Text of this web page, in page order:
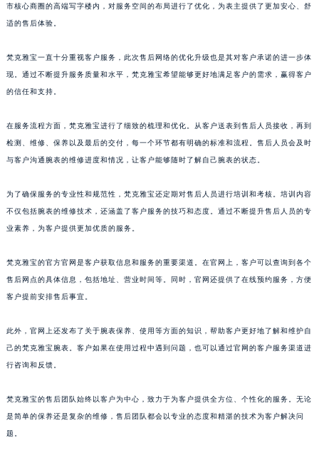
市核心商圈的高端写字楼内，对服务空间的布局进行了优化，为表主提供了更加安心、舒
适的售后体验。
梵克雅宝一直十分重视客户服务，此次售后网络的优化升级也是其对客户承诺的进一步体
现。通过不断提升服务质量和水平，梵克雅宝希望能够更好地满足客户的需求，赢得客户
的信任和支持。
在服务流程方面，梵克雅宝进行了细致的梳理和优化。从客户送表到售后人员接收，再到
检测、维修、保养以及最后的交付，每一个环节都有明确的标准和流程。售后人员会及时
与客户沟通腕表的维修进度和情况，让客户能够随时了解自己腕表的状态。
为了确保服务的专业性和规范性，梵克雅宝还定期对售后人员进行培训和考核。培训内容
不仅包括腕表的维修技术，还涵盖了客户服务的技巧和态度。通过不断提升售后人员的专
业素养，为客户提供更加优质的服务。
梵克雅宝的官方官网是客户获取信息和服务的重要渠道。在官网上，客户可以查询到各个
售后网点的具体信息，包括地址、营业时间等。同时，官网还提供了在线预约服务，方便
客户提前安排售后事宜。
此外，官网上还发布了关于腕表保养、使用等方面的知识，帮助客户更好地了解和维护自
己的梵克雅宝腕表。客户如果在使用过程中遇到问题，也可以通过官网的客户服务渠道进
行咨询和反馈。
梵克雅宝的售后团队始终以客户为中心，致力于为客户提供全方位、个性化的服务。无论
是简单的保养还是复杂的维修，售后团队都会以专业的态度和精湛的技术为客户解决问
题。